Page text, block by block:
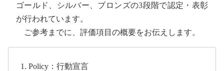
ゴールド、シルバー、ブロンズの3段階で認定・表彰
が行われています。
ご参考までに、評価項目の概要をお伝えします。
Policy：行動宣言